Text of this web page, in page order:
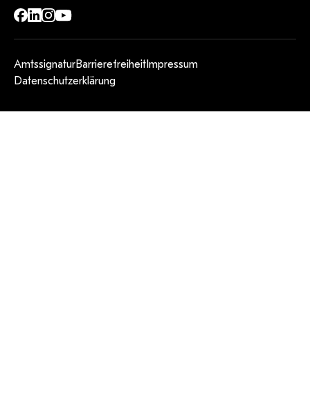
AmtssignaturBarrierefreiheit Impressum
Datenschutzerklärung